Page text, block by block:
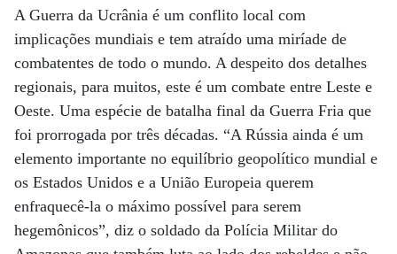
A Guerra da Ucrânia é um conflito local com
implicações mundiais e tem atraído uma miríade de
combatentes de todo o mundo. A despeito dos detalhes
regionais, para muitos, este é um combate entre Leste e
Oeste. Uma espécie de batalha final da Guerra Fria que
foi prorrogada por três décadas. “A Rússia ainda é um
elemento importante no equilíbrio geopolítico mundial e
os Estados Unidos e a União Europeia querem
enfraquecê-la o máximo possível para serem
hegemônicos”, diz o soldado da Polícia Militar do